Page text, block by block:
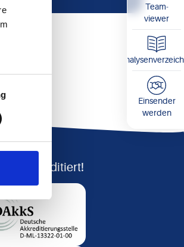
Team­
viewer
Einsender
werden
akkreditiert!